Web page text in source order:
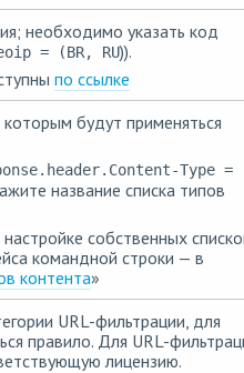
необходимо указать код
= (BR, RU)).
по ссылке
будут применяться
Type =
название списка типов
собственных
командной строки — в
контента»
URL-фильтрации, для
правило. Для URL-
лицензию.